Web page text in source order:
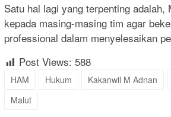
Satu hal lagi yang terpenting adalah,
kepada masing-masing tim agar
professional dalam menyelesaikan
Post Views: 588
HAM Hukum Kakanwil M Adnan
Malut